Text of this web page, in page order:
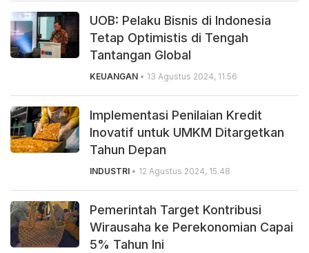
UOB: Pelaku Bisnis di Indonesia
Tetap Optimistis di Tengah
Tantangan Global
KEUANGAN • 13 Agustus 2024, 11.56
Implementasi Penilaian Kredit
Inovatif untuk UMKM Ditargetkan
Tahun Depan
INDUSTRI • 12 Agustus 2024, 15.48
Pemerintah Target Kontribusi
Wirausaha ke Perekonomian Capai
5% Tahun Ini